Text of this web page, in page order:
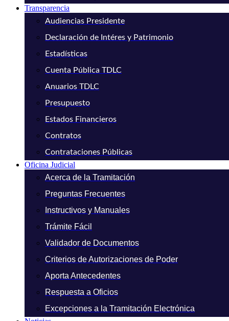
Transparencia
Audiencias Presidente
Declaración de Intéres y Patrimonio
Estadísticas
Cuenta Pública TDLC
Anuarios TDLC
Presupuesto
Estados Financieros
Contratos
Contrataciones Públicas
Oficina Judicial
Acerca de la Tramitación
Preguntas Frecuentes
Instructivos y Manuales
Trámite Fácil
Validador de Documentos
Criterios de Autorizaciones de Poder
Aporta Antecedentes
Respuesta a Oficios
Excepciones a la Tramitación Electrónica